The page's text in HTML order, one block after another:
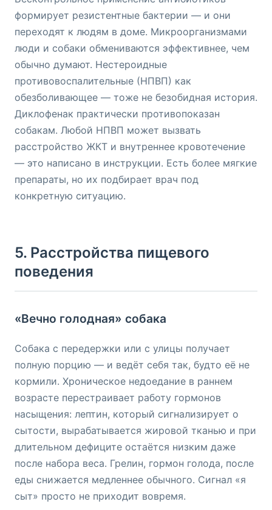
формирует резистентные бактерии — и они
переходят к людям в доме. Микроорганизмами
люди и собаки обмениваются эффективнее, чем
обычно думают. Нестероидные
противовоспалительные (НПВП) как
обезболивающее — тоже не безобидная история.
Диклофенак практически противопоказан
собакам. Любой НПВП может вызвать
расстройство ЖКТ и внутреннее кровотечение
— это написано в инструкции. Есть более мягкие
препараты, но их подбирает врач под
конкретную ситуацию.
5. Расстройства пищевого
поведения
«Вечно голодная» собака
Собака с передержки или с улицы получает
полную порцию — и ведёт себя так, будто её не
кормили. Хроническое недоедание в раннем
возрасте перестраивает работу гормонов
насыщения: лептин, который сигнализирует о
сытости, вырабатывается жировой тканью и при
длительном дефиците остаётся низким даже
после набора веса. Грелин, гормон голода, после
еды снижается медленнее обычного. Сигнал «я
сыт» просто не приходит вовремя.